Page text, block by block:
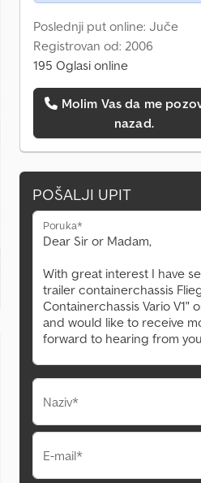
Poslednji put online: Juče
Registrovan od: 2006
195 Oglasi online
nazad.
POŠALJI UPIT
Poruka*
Naziv*
E-mail*